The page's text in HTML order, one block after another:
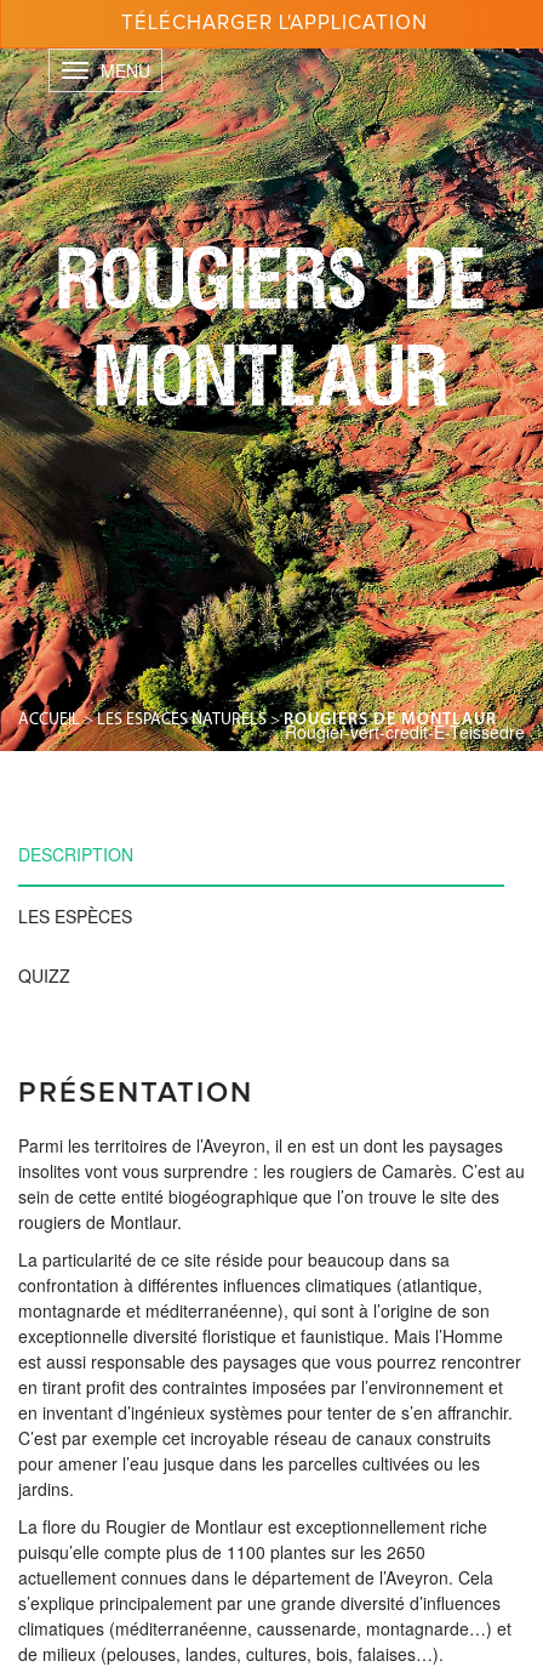
contenu
principal Toggle
navigation
TÉLÉCHARGER L'APPLICATION
ROUGIERS DE
MONTLAUR
ACCUEIL>LES ESPACES NATURELS>ROUGIERS DE MONTLAUR
Rougier-vert-credit-E-Teissedre
DESCRIPTION
LES ESPÈCES
QUIZZ
PRÉSENTATION
Parmi les territoires de l’Aveyron, il en est un dont les paysages
insolites vont vous surprendre : les rougiers de Camarès. C’est au
sein de cette entité biogéographique que l’on trouve le site des
rougiers de Montlaur.
La particularité de ce site réside pour beaucoup dans sa
confrontation à différentes influences climatiques (atlantique,
montagnarde et méditerranéenne), qui sont à l’origine de son
exceptionnelle diversité floristique et faunistique. Mais l’Homme
est aussi responsable des paysages que vous pourrez rencontrer
en tirant profit des contraintes imposées par l’environnement et
en inventant d’ingénieux systèmes pour tenter de s’en affranchir.
C’est par exemple cet incroyable réseau de canaux construits
pour amener l’eau jusque dans les parcelles cultivées ou les
jardins.
La flore du Rougier de Montlaur est exceptionnellement riche
puisqu’elle compte plus de 1100 plantes sur les 2650
actuellement connues dans le département de l’Aveyron. Cela
s’explique principalement par une grande diversité d’influences
climatiques (méditerranéenne, caussenarde, montagnarde…) et
de milieux (pelouses, landes, cultures, bois, falaises…).